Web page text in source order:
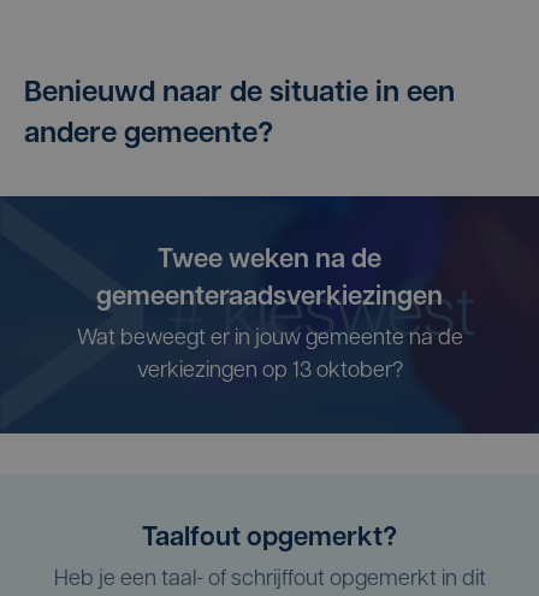
Benieuwd naar de situatie in een
andere gemeente?
Twee weken na de
gemeenteraadsverkiezingen
Wat beweegt er in jouw gemeente na de
verkiezingen op 13 oktober?
Taalfout opgemerkt?
Heb je een taal- of schrijffout opgemerkt in dit